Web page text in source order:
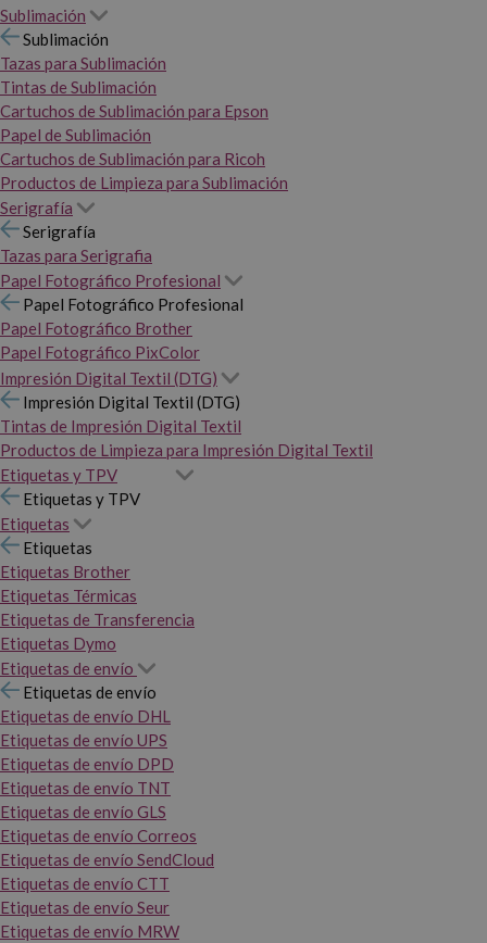
Sublimación
Sublimación
Tazas para Sublimación
Tintas de Sublimación
Cartuchos de Sublimación para Epson
Papel de Sublimación
Cartuchos de Sublimación para Ricoh
Productos de Limpieza para Sublimación
Serigrafía
Serigrafía
Tazas para Serigrafia
Papel Fotográfico Profesional
Papel Fotográfico Profesional
Papel Fotográfico Brother
Papel Fotográfico PixColor
Impresión Digital Textil (DTG)
Impresión Digital Textil (DTG)
Tintas de Impresión Digital Textil
Productos de Limpieza para Impresión Digital Textil
Etiquetas y TPV
Etiquetas y TPV
Etiquetas
Etiquetas
Etiquetas Brother
Etiquetas Térmicas
Etiquetas de Transferencia
Etiquetas Dymo
Etiquetas de envío
Etiquetas de envío
Etiquetas de envío DHL
Etiquetas de envío UPS
Etiquetas de envío DPD
Etiquetas de envío TNT
Etiquetas de envío GLS
Etiquetas de envío Correos
Etiquetas de envío SendCloud
Etiquetas de envío CTT
Etiquetas de envío Seur
Etiquetas de envío MRW